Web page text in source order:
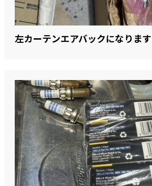
左カーテンエアバックになります